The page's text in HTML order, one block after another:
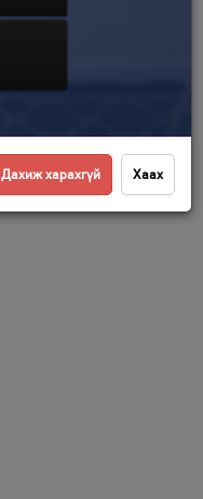
Дахиж харахгүй Хаах